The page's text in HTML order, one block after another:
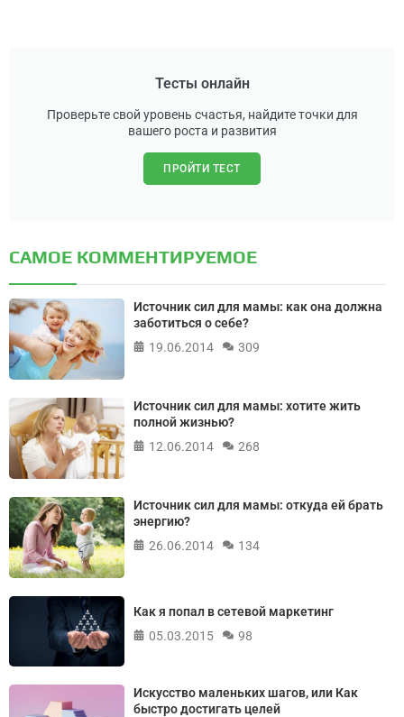
Тесты онлайн
Проверьте свой уровень счастья, найдите точки для
вашего роста и развития
ПРОЙТИ ТЕСТ
САМОЕ КОММЕНТИРУЕМОЕ
Источник сил для мамы: как она должна
заботиться о себе?
19.06.2014
309
Источник сил для мамы: хотите жить
полной жизнью?
12.06.2014
268
Источник сил для мамы: откуда ей брать
энергию?
26.06.2014
134
Как я попал в сетевой маркетинг
05.03.2015
98
Искусство маленьких шагов, или Как
быстро достигать целей